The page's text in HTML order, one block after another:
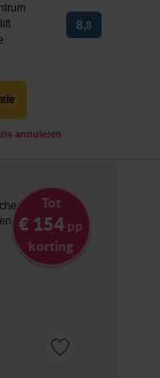
8,8
annuleren
Tot
€ 154 pp
korting